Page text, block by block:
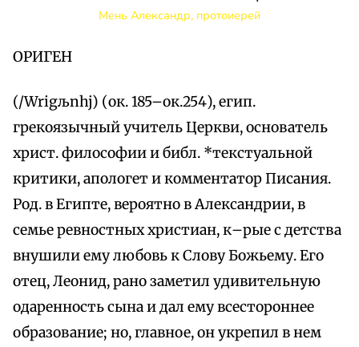
Мень Александр, протоиерей
ОРИГЕН
(/Wrigљnhj) (ок. 185–ок.254), егип.
грекоязычный учитель Церкви, основатель
христ. философии и библ. *текстуальной
критики, апологет и комментатор Писания.
Род. в Египте, вероятно в Александрии, в
семье ревностных христиан, к–рые с детства
внушили ему любовь к Слову Божьему. Его
отец, Леонид, рано заметил удивительную
одаренность сына и дал ему всестороннее
образование; но, главное, он укрепил в нем